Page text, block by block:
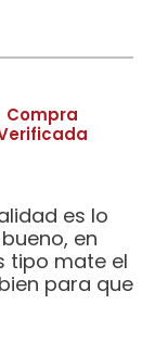
Compra
es lo
en
tipo mate el
para que